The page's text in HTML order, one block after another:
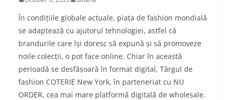
În condițiile globale actuale, piața de fashion mondială
se adaptează cu ajutorul tehnologiei, astfel că
brandurile care își doresc să expună și să promoveze
noile colecții, o pot face online. Chiar în această
perioadă se desfășoară în format digital, Târgul de
fashion COTERIE New York, în parteneriat cu NU
ORDER, cea mai mare platformă digitală de wholesale.